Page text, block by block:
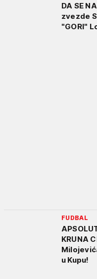
DA SE
zvezde
"GORI"
FUDBAL
KRUNA
u Kupu!